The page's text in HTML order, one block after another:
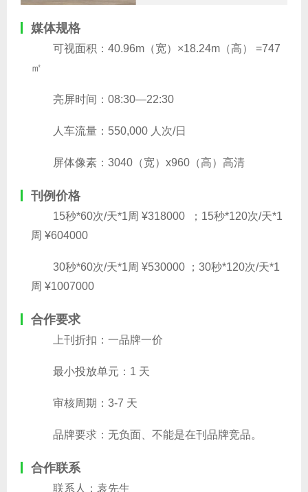
媒体规格
可视面积：40.96m（宽）×18.24m（高） =747
㎡
亮屏时间：08:30—22:30
人车流量：550,000 人次/日
屏体像素：3040（宽）x960（高）高清
刊例价格
15秒*60次/天*1周 ¥318000 ；15秒*120次/天*1
周 ¥604000
30秒*60次/天*1周 ¥530000 ；30秒*120次/天*1
周 ¥1007000
合作要求
上刊折扣：一品牌一价
最小投放单元：1 天
审核周期：3-7 天
品牌要求：无负面、不能是在刊品牌竞品。
合作联系
联系人：袁先生